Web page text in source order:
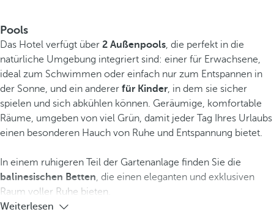
Pools
Das Hotel verfügt über 2 Außenpools, die perfekt in die
natürliche Umgebung integriert sind: einer für Erwachsene,
ideal zum Schwimmen oder einfach nur zum Entspannen in
der Sonne, und ein anderer für Kinder, in dem sie sicher
spielen und sich abkühlen können. Geräumige, komfortable
Räume, umgeben von viel Grün, damit jeder Tag Ihres Urlaubs
einen besonderen Hauch von Ruhe und Entspannung bietet.
In einem ruhigeren Teil der Gartenanlage finden Sie die
balinesischen Betten, die einen eleganten und exklusiven
Raum voller Ruhe bieten.
Weiterlesen